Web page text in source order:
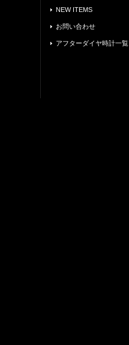
NEW ITEMS
お問い合わせ
アフターダイヤ時計一覧